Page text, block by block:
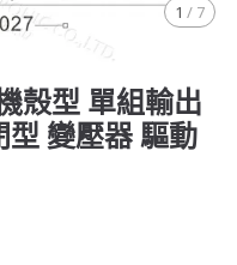
1 / 7
殼型 單組輸出
變壓器 驅動